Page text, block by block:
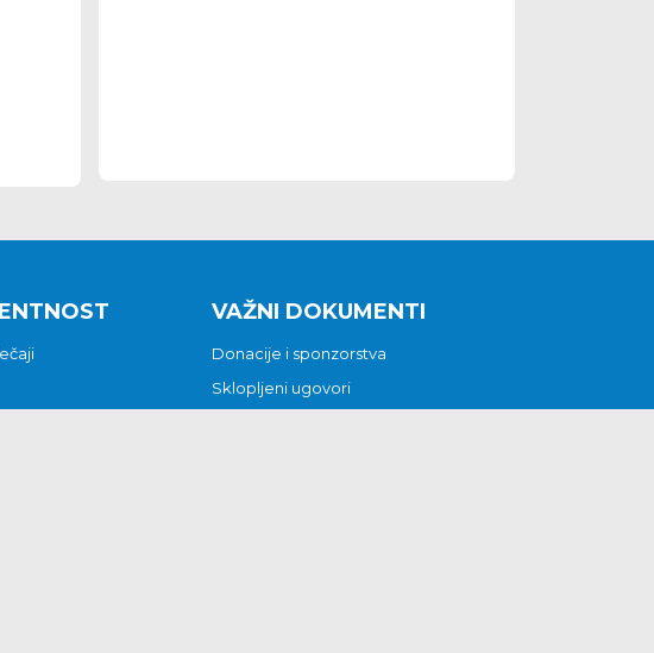
VAŽNI DOKUMENTI
Donacije i sponzorstva
Sklopljeni ugovori